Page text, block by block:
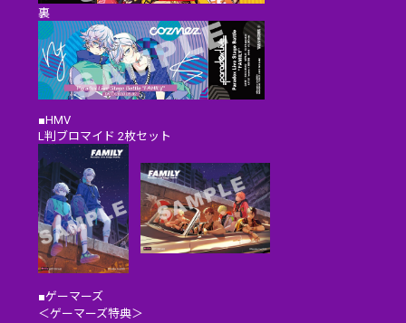
裏
■HMV
L判ブロマイド 2枚セット
■ゲーマーズ
＜ゲーマーズ特典＞